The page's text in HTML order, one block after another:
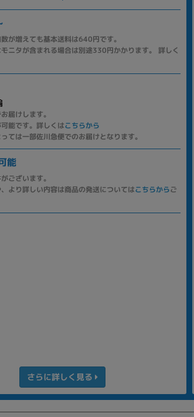
が増えても基本送料は640円です。
ニタが含まれる場合は別途330円かかります。 詳しく
届けします。
能です。詳しくはこちらから
ては一部佐川急便でのお届けとなります。
能
ございます。
より詳しい内容は商品の発送についてはこちらからご
さらに詳しく見る